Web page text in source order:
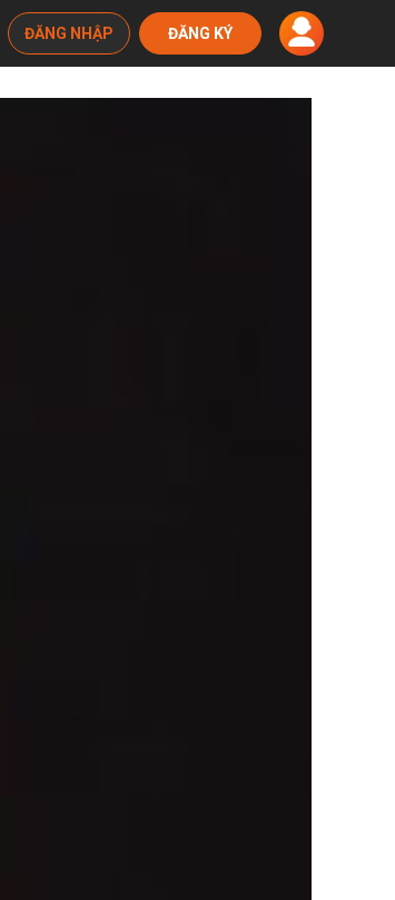
ĐĂNG NHẬP ĐĂNG KÝ